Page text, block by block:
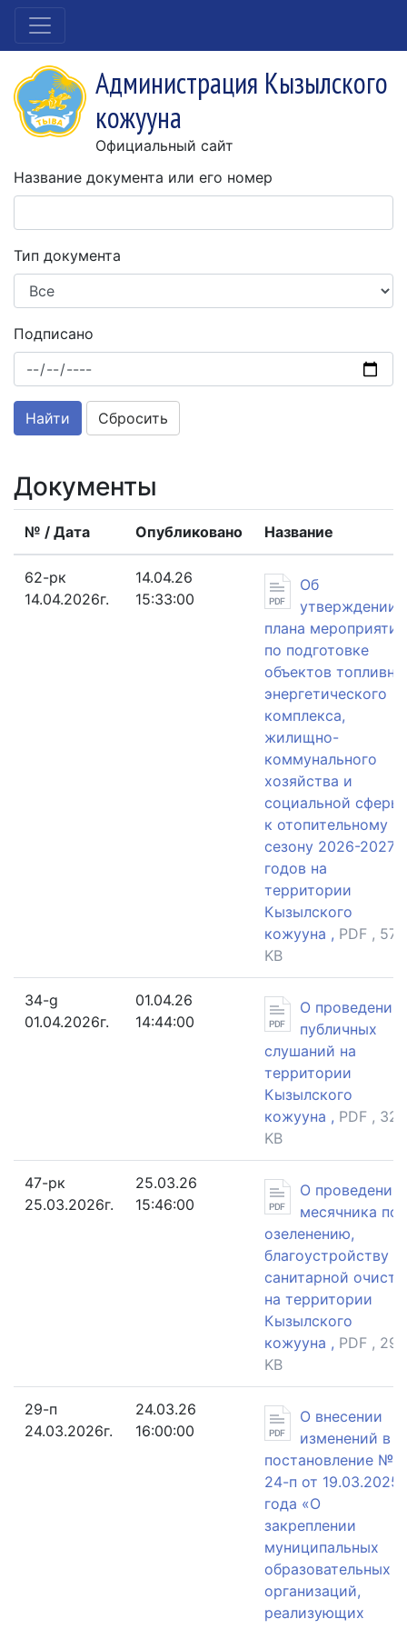
Администрация Кызылского
кожууна
Официальный сайт
Название документа или его номер
Тип документа
Подписано
Сбросить
Документы
№ / Дата Опубликовано Название
62-рк
14.04.2026г.
14.04.26
15:33:00
Об
утверждении
плана мероприятий
по подготовке
объектов
энергетического
комплекса,
жилищно-
коммунального
хозяйства и
социальной сферы
к отопительному
сезону 2026-2027
годов на
территории
Кызылского
кожууна , PDF , 572
KB
34-g
01.04.2026г.
01.04.26
14:44:00
О проведении
публичных
слушаний на
территории
Кызылского
кожууна , PDF , 320
KB
47-рк
25.03.2026г.
25.03.26
15:46:00
О проведении
месячника по
озеленению,
благоустройству и
санитарной
на территории
Кызылского
кожууна , PDF , 299
KB
29-п
24.03.2026г.
24.03.26
16:00:00
О внесении
изменений в
постановление №
24-п от 19.03.2025
года «О
закреплении
муниципальных
образовательных
организаций,
реализующих